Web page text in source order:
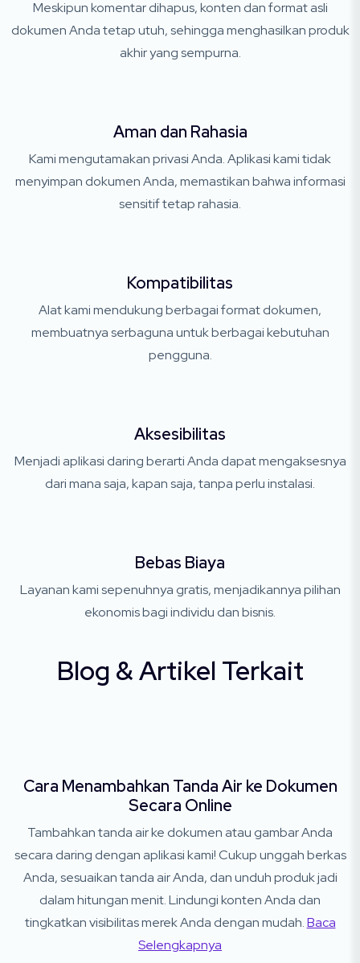
Meskipun komentar dihapus, konten dan format asli
dokumen Anda tetap utuh, sehingga menghasilkan produk
akhir yang sempurna.
Aman dan Rahasia
Kami mengutamakan privasi Anda. Aplikasi kami tidak
menyimpan dokumen Anda, memastikan bahwa informasi
sensitif tetap rahasia.
Kompatibilitas
Alat kami mendukung berbagai format dokumen,
membuatnya serbaguna untuk berbagai kebutuhan
pengguna.
Aksesibilitas
Menjadi aplikasi daring berarti Anda dapat mengaksesnya
dari mana saja, kapan saja, tanpa perlu instalasi.
Bebas Biaya
Layanan kami sepenuhnya gratis, menjadikannya pilihan
ekonomis bagi individu dan bisnis.
Blog & Artikel Terkait
Cara Menambahkan Tanda Air ke Dokumen
Secara Online
Tambahkan tanda air ke dokumen atau gambar Anda
secara daring dengan aplikasi kami! Cukup unggah berkas
Anda, sesuaikan tanda air Anda, dan unduh produk jadi
dalam hitungan menit. Lindungi konten Anda dan
tingkatkan visibilitas merek Anda dengan mudah.Baca
Selengkapnya